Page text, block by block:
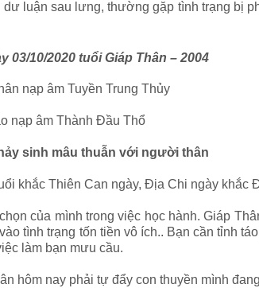
dư luận sau lưng, thường gặp tình trạng bị
03/10/2020 tuổi Giáp Thân – 2004
nạp âm Tuyền Trung Thủy
nạp âm Thành Đầu Thổ
sinh mâu thuẫn với người thân
khắc Thiên Can ngày, Địa Chi ngày khắc
của mình trong việc học hành. Giáp
tình trạng tốn tiền vô ích.. Bạn cần tỉnh
làm bạn mưu cầu.
hôm nay phải tự đẩy con thuyền mình